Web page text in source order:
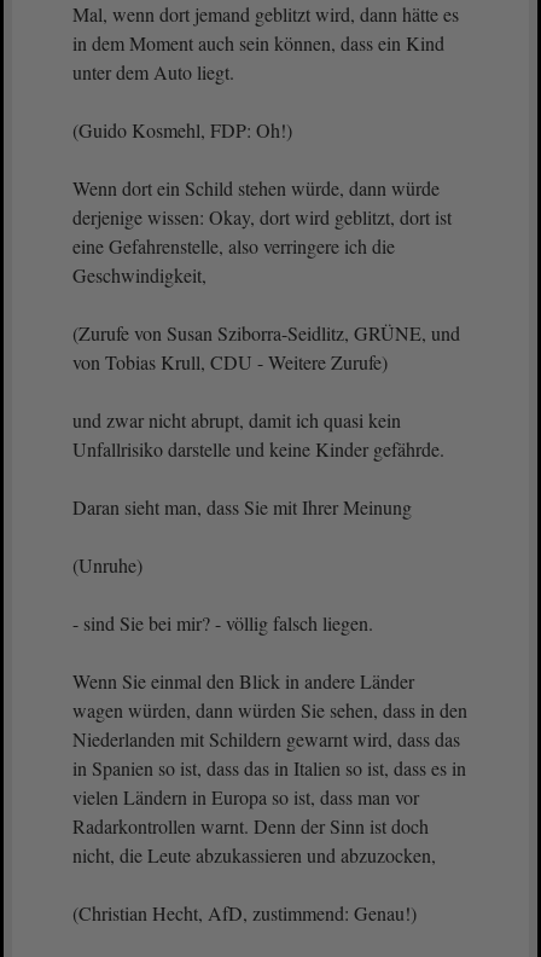
Mal, wenn dort jemand geblitzt wird, dann hätte es
in dem Moment auch sein können, dass ein Kind
unter dem Auto liegt.
(Guido Kosmehl, FDP: Oh!)
Wenn dort ein Schild stehen würde, dann würde
derjenige wissen: Okay, dort wird geblitzt, dort ist
eine Gefahrenstelle, also verringere ich die
Geschwindigkeit,
(Zurufe von Susan Sziborra-Seidlitz, GRÜNE, und
von Tobias Krull, CDU - Weitere Zurufe)
und zwar nicht abrupt, damit ich quasi kein
Unfallrisiko darstelle und keine Kinder gefährde.
Daran sieht man, dass Sie mit Ihrer Meinung
(Unruhe)
- sind Sie bei mir? - völlig falsch liegen.
Wenn Sie einmal den Blick in andere Länder
wagen würden, dann würden Sie sehen, dass in den
Niederlanden mit Schildern gewarnt wird, dass das
in Spanien so ist, dass das in Italien so ist, dass es in
vielen Ländern in Europa so ist, dass man vor
Radarkontrollen warnt. Denn der Sinn ist doch
nicht, die Leute abzukassieren und abzuzocken,
(Christian Hecht, AfD, zustimmend: Genau!)